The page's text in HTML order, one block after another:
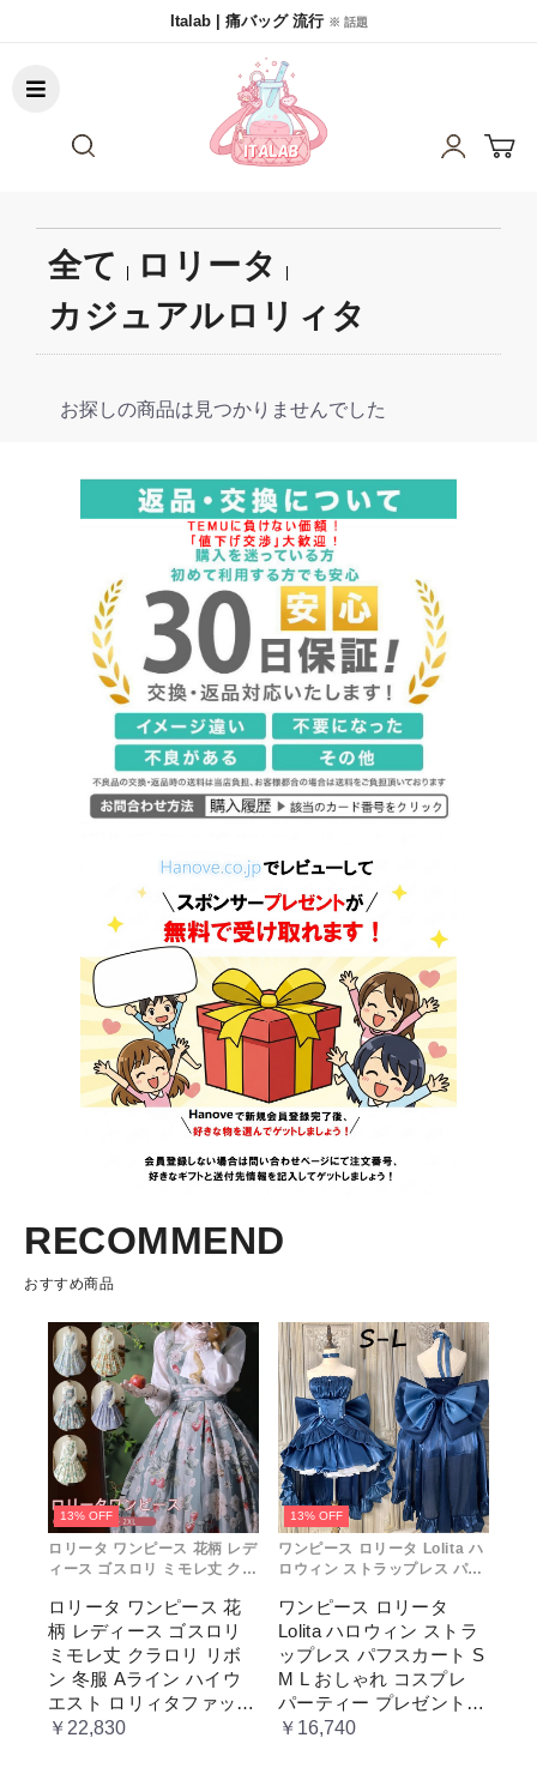
Italab | 痛バッグ 流行 ※ 話題
全て ロリータ
カジュアルロリィタ
お探しの商品は見つかりませんでした
RECOMMEND
おすすめ商品
13% OFF
ロリータ ワンピース 花柄 レデ
ィース ゴスロリ ミモレ丈 クラ
ウエスト ロリィタファッショ
ン レトロ風 クラシカル 上品
かわいい 日常着 通勤 お出かけ
仮 通学
ロリータ ワンピース 花
柄 レディース ゴスロリ
ミモレ丈 クラロリ リボ
ン 冬服 Aライン ハイウ
エスト ロリィタファッシ
ョン レトロ風 クラシカ
￥22,830
13% OFF
ワンピース ロリータ Lolita ハ
ロウィン ストラップレス パフ
プレ パーティー プレゼント レ
ディース コスチューム プリン
セス ロマンティック ブル ドレ
ス
ワンピース ロリータ
Lolita ハロウィン ストラ
ップレス パフスカート S
M L おしゃれ コスプレ
パーティー プレゼント
レディース コスチューム
￥16,740